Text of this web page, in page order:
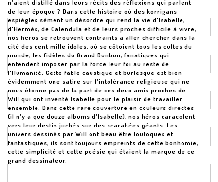
n'aient distillé dans leurs récits des réflexions qui parlent
de leur époque ? Dans cette histoire où des korrigans
espiègles sèment un désordre qui rend la vie d'Isabelle,
d'Hermès, de Calendula et de leurs proches difficile à vivre,
nos héros se retrouvent contraints à aller chercher dans la
cité des cent mille idoles, où se côtoient tous les cultes du
monde, les fidèles du Grand Bonbon, fanatiques qui
entendent imposer par la force leur foi au reste de
l'Humanité. Cette fable caustique et burlesque est bien
évidemment une satire sur l'intolérance religieuse qui ne
nous étonne pas de la part de ces deux amis proches de
Will qui ont inventé Isabelle pour le plaisir de travailler
ensemble. Dans cette rare couverture en couleurs directes
(il n'y a que douze albums d'Isabelle), nos héros caracolent
vers leur destin juchés sur des scarabées géants. Les
univers dessinés par Will ont beau être loufoques et
fantastiques, ils sont toujours empreints de cette bonhomie,
cette simplicité et cette poésie qui étaient la marque de ce
grand dessinateur.